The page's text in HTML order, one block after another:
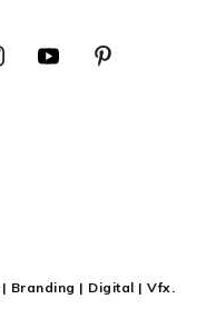
Branding | Digital | Vfx.